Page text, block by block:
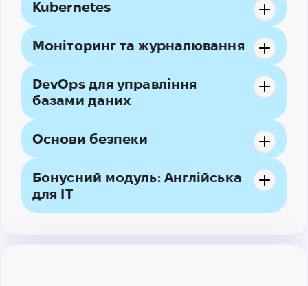
Kubernetes
Моніторинг та журналювання
DevOps для управління
базами даних
Основи безпеки
Бонусний модуль: Англійська
для IT